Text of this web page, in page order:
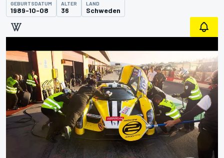
GEBURTSDATUM
1989-10-08
ALTER
36
LAND
Schweden